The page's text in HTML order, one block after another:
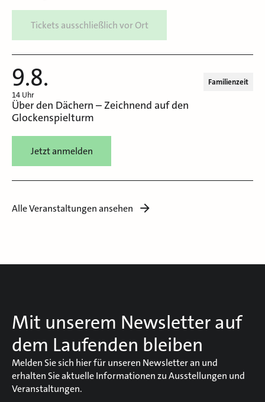
Tickets ausschließlich vor Ort
9.8.
14 Uhr
Familienzeit
Über den Dächern – Zeichnend auf den
Glockenspielturm
Jetzt anmelden
Alle Veranstaltungen ansehen
Mit unserem Newsletter auf
dem Laufenden bleiben
Melden Sie sich hier für unseren Newsletter an und
erhalten Sie aktuelle Informationen zu Ausstellungen und
Veranstaltungen.